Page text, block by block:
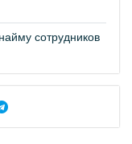
сотрудников